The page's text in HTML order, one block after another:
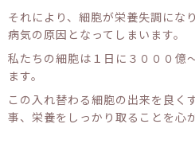
それにより、細胞が栄養失調にな
病気の原因となってしまいます。
私たちの細胞は１日に３０００億
ます。
この入れ替わる細胞の出来を良く
事、栄養をしっかり取ることを心